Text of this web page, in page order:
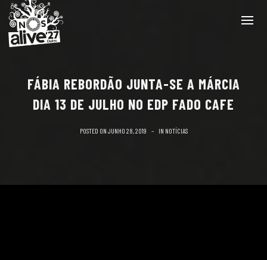
FÁBIA REBORDÃO JUNTA-SE A MÁRCIA
DIA 13 DE JULHO NO EDP FADO CAFE
POSTED ON JUNHO 28, 2019 IN NOTÍCIAS